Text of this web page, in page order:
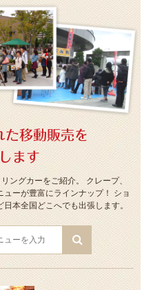
た移動販売を
ます
ングカーをご紹介。
クレープ、
ーが豊富にラインナップ！ ショ
本全国どこへでも出張します。